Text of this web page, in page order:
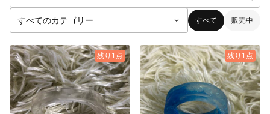
すべて 販売中
残り1点 残り1点